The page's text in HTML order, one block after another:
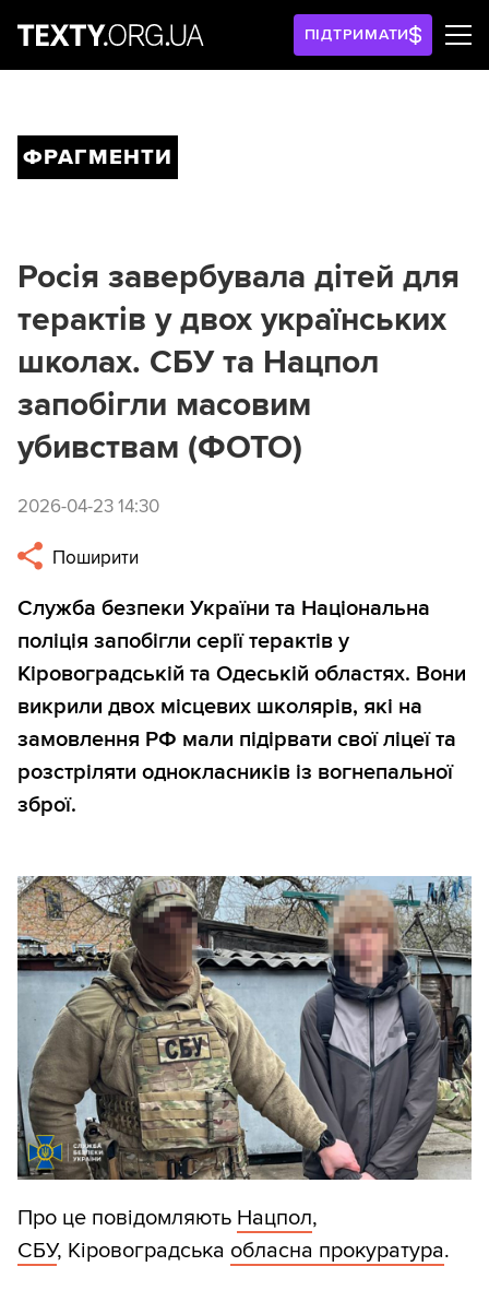
ПІДТРИМАТИ
ФРАГМЕНТИ
Росія завербувала дітей для
терактів у двох українських
школах. СБУ та Нацпол
запобігли масовим
убивствам (ФОТО)
2026-04-23 14:30
Поширити
Служба безпеки України та Національна
поліція запобігли серії терактів у
Кіровоградській та Одеській областях. Вони
викрили двох місцевих школярів, які на
замовлення РФ мали підірвати свої ліцеї та
розстріляти однокласників із вогнепальної
зброї.
Про це повідомляють Нацпол,
СБУ, Кіровоградська обласна прокуратура.